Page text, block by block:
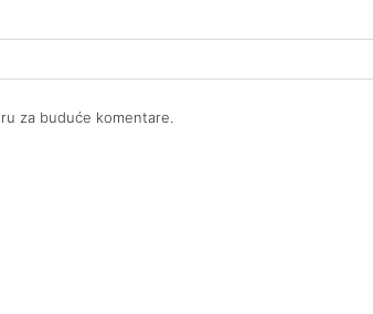
za buduće komentare.